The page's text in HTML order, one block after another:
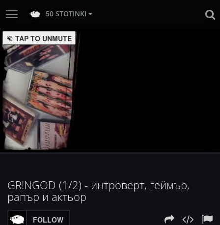
50 STOTINKI
TAP TO UNMUTE
Unmute Loaded:
0%
Progress:
0%
GR!NGOD (1/2) - интроверт, геймър,
рапър и актьор
FOLLOW